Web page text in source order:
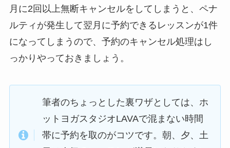
月に2回以上無断キャンセルをしてしまうと、ペナ
ルティが発生して翌月に予約できるレッスンが1件
になってしまうので、予約のキャンセル処理はし
っかりやっておきましょう。
筆者のちょっとした裏ワザとしては、ホ
ットヨガスタジオLAVAで混まない時間
帯に予約を取のがコツです。朝、夕、土